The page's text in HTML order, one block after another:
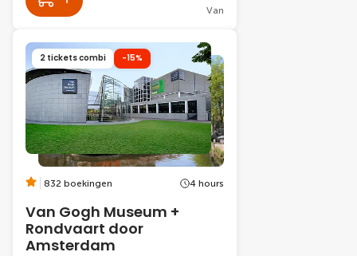
Van
2 tickets combi -15%
832 boekingen 4 hours
Van Gogh Museum +
Rondvaart door
Amsterdam